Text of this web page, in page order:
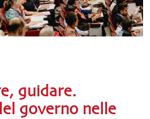
guidare.
governo nelle